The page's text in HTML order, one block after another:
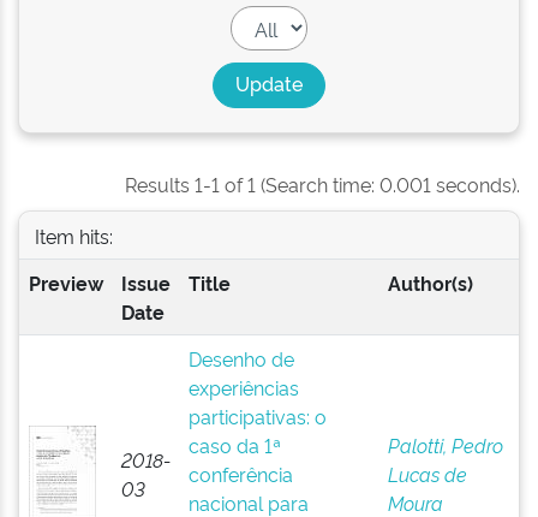
Results 1-1 of 1 (Search time: 0.001 seconds).
Item hits:
Preview
Issue
Date
Title Author(s)
2018-
03
Desenho de
experiências
participativas: o
caso da 1ª
conferência
nacional para
Palotti, Pedro
Lucas de
Moura